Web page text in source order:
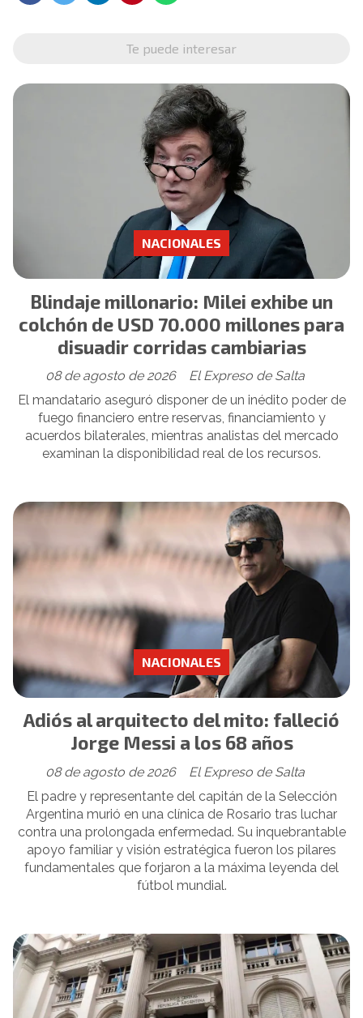
Te puede interesar
Blindaje millonario: Milei exhibe un
colchón de USD 70.000 millones para
disuadir corridas cambiarias
El Expreso de Salta
NACIONALES
08 de agosto de 2026
El mandatario aseguró disponer de un inédito poder de
fuego financiero entre reservas, financiamiento y
acuerdos bilaterales, mientras analistas del mercado
examinan la disponibilidad real de los recursos.
Adiós al arquitecto del mito: falleció
Jorge Messi a los 68 años
El Expreso de Salta
NACIONALES
08 de agosto de 2026
El padre y representante del capitán de la Selección
Argentina murió en una clínica de Rosario tras luchar
contra una prolongada enfermedad. Su inquebrantable
apoyo familiar y visión estratégica fueron los pilares
fundamentales que forjaron a la máxima leyenda del
fútbol mundial.